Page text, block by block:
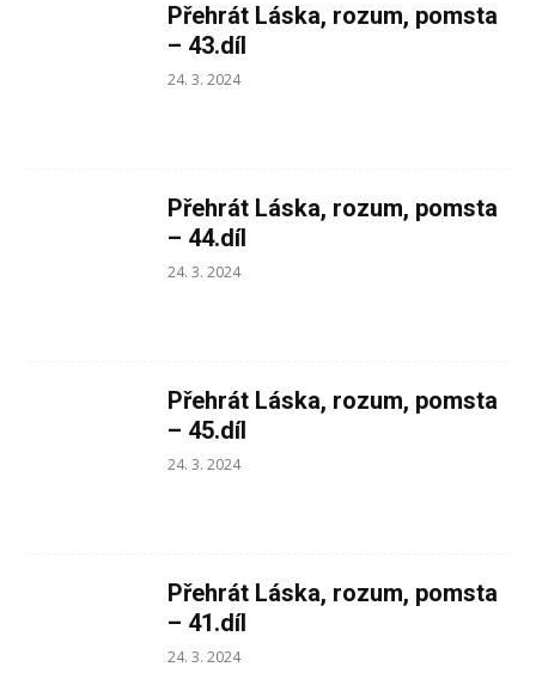
Přehrát Láska, rozum, pomsta
– 43.díl
24. 3. 2024
Přehrát Láska, rozum, pomsta
– 44.díl
24. 3. 2024
Přehrát Láska, rozum, pomsta
– 45.díl
24. 3. 2024
Přehrát Láska, rozum, pomsta
– 41.díl
24. 3. 2024